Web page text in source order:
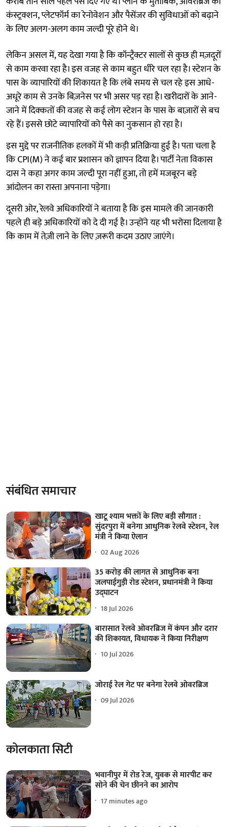
कंस्ट्रक्शन, प्लेटफॉर्म का रेनोवेशन और पैसेंजर की सुविधाओं को बढ़ाने
के लिए अलग-अलग काम जल्दी पूरे होने थे।
लेकिन असल में, यह देखा गया है कि कॉन्ट्रैक्टर सालों से कुछ ही मज़दूरों
से काम करवा रहा है। इस वजह से काम बहुत धीरे चल रहा है। स्टेशन के
पास के व्यापारियों की शिकायत है कि लंबे समय से चल रहे इस आधे-
अधूरे काम से उनके बिज़नेस पर भी असर पड़ रहा है। खरीदारों के आने-
जाने में दिक्कतों की वजह से कई लोग स्टेशन के पास के बाज़ारों से बच
रहे हैं। इससे छोटे व्यापारियों को पैसे का नुकसान हो रहा है।
इस मुद्दे पर राजनीतिक हलकों में भी कड़ी प्रतिक्रिया हुई है। पता चला है
कि CPI(M) ने कई बार प्रशासन को ज्ञापन दिया है। पार्टी नेता विकास
दास ने कहा अगर काम जल्दी पूरा नहीं हुआ, तो हमें मजबूरन बड़े
आंदोलन का रास्ता अपनाना पड़ेगा।
दूसरी ओर, रेलवे अधिकारियों ने बताया है कि इस मामले की जानकारी
पहले ही बड़े अधिकारियों को दे दी गई है। उन्होंने यह भी भरोसा दिलाया है
कि काम में तेज़ी लाने के लिए ज़रूरी कदम उठाए जाएंगे।
संबंधित समाचार
खाटू श्याम भक्तों के लिए बड़ी सौगात :
सुंदरपुरा में बनेगा आधुनिक रेलवे स्टेशन, रेल
मंत्री ने किया ऐलान
02 Aug 2026
35 करोड़ की लागत से आधुनिक बना
जलपाईगुड़ी रोड स्टेशन, प्रधानमंत्री ने किया
उद्घाटन
18 Jul 2026
बारासात रेलवे ओवरब्रिज में कंपन और दरार
की शिकायत, विधायक ने किया निरीक्षण
10 Jul 2026
जोराई रेल गेट पर बनेगा रेलवे ओवरब्रिज
09 Jul 2026
कोलकाता सिटी
भवानीपुर में रोड रेज, युवक से मारपीट कर
सोने की चेन छीनने का आरोप
17 minutes ago